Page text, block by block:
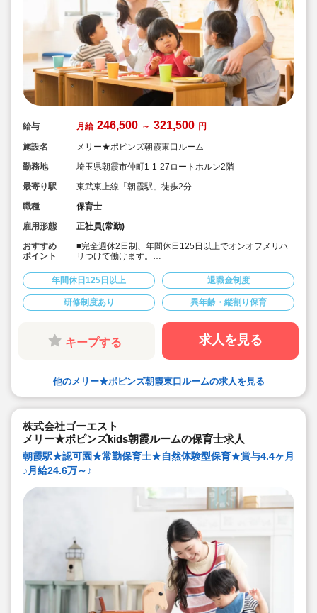
給与 月給 246,500 ～ 321,500 円
施設名
メリー★ポピンズ朝霞東口ルーム
勤務地
埼玉県朝霞市仲町1-1-27ロートホルン2階
最寄り駅
東武東上線「朝霞駅」徒歩2分
職種
保育士
雇用形態
正社員(常勤)
おすすめ
ポイント
■完全週休2日制、年間休日125日以上でオンオフメリハ
リつけて働けます。
保育園です。男女の性別問わず明るく元気な保育士様ご
活躍されています。
■充実した研修制度があります。経験少ない方も安心して
スタートいただけます。
■残業は少ないです。あった場合もしっかり支給されま
■宿舎借上げ制度も利用可能です。
■入社後は出産などに合わせて産休育休取得や時短制度、
年間休日125日以上 退職金制度
研修制度あり 異年齢・縦割り保育
キープする 求人を見る
他のメリー★ポピンズ朝霞東口ルームの求人を見る
株式会社ゴーエスト
メリー★ポピンズkids朝霞ルームの保育士求人
朝霞駅★認可園★常勤保育士★自然体験型保育★賞与4.4ヶ月
♪月給24.6万～♪